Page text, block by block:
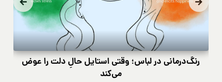
رنگ‌درمانی در لباس؛ وقتی استایل حالِ دلت را عوض
می‌کند